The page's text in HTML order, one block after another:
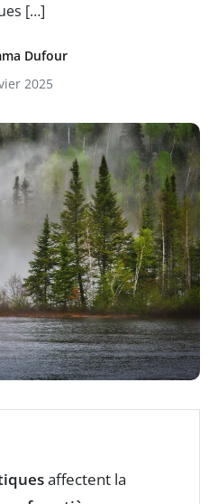
[…]
Dufour
2025
affectent la